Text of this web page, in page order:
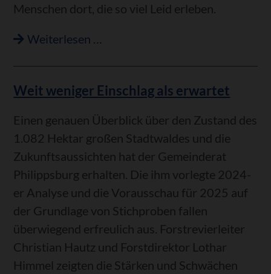
Menschen dort, die so viel Leid erleben.
Weiterlesen …
Stefan
Weit weniger Einschlag als erwartet
Einen genauen Überblick über den Zustand des
1.082 Hektar großen Stadtwaldes und die
Zukunftsaussichten hat der Gemeinderat
Philippsburg erhalten. Die ihm vorlegte 2024-
er Analyse und die Vorausschau für 2025 auf
der Grundlage von Stichproben fallen
überwiegend erfreulich aus. Forstrevierleiter
Christian Hautz und Forstdirektor Lothar
Himmel zeigten die Stärken und Schwächen